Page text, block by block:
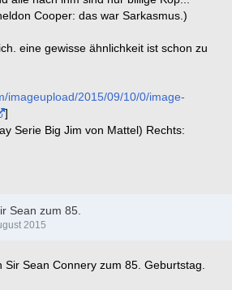
Cooper: das war Sarkasmus.)
eine gewisse ähnlichkeit ist schon zu
imageupload/2015/09/10/0/image-
]
Serie Big Jim von Mattel) Rechts:
Sean zum 85.
2015
Sir Sean Connery zum 85. Geburtstag.